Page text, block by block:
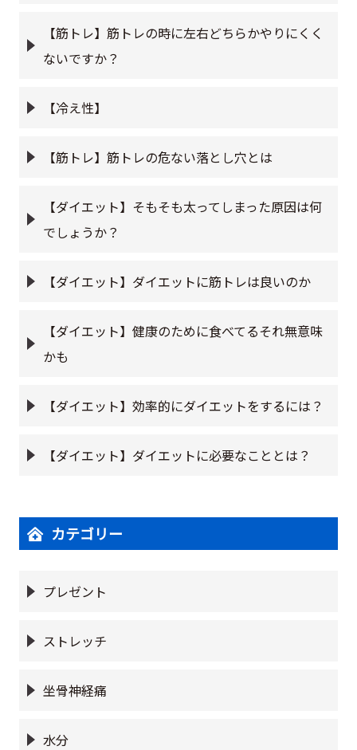
【筋トレ】筋トレの時に左右どちらかやりにくく
ないですか？
【冷え性】
【筋トレ】筋トレの危ない落とし穴とは
【ダイエット】そもそも太ってしまった原因は何
でしょうか？
【ダイエット】ダイエットに筋トレは良いのか
【ダイエット】健康のために食べてるそれ無意味
かも
【ダイエット】効率的にダイエットをするには？
【ダイエット】ダイエットに必要なこととは？
カテゴリー
プレゼント
ストレッチ
坐骨神経痛
水分